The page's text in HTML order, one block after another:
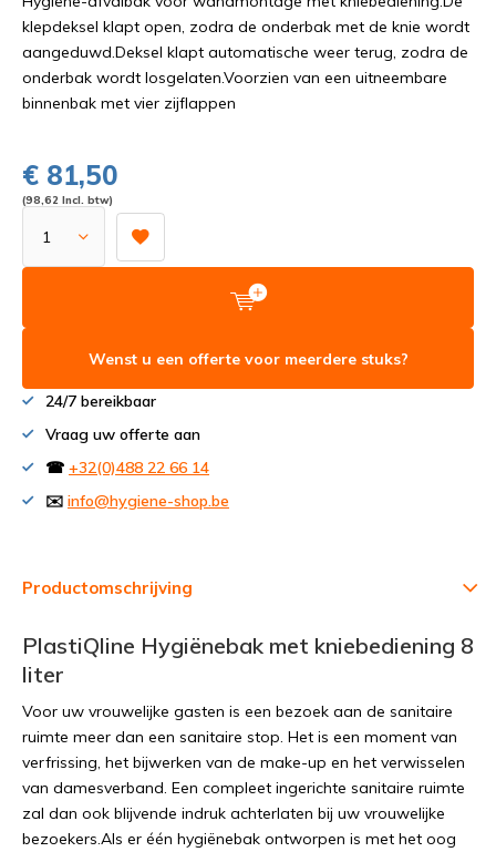
klepdeksel klapt open, zodra de onderbak met de knie wordt
aangeduwd.Deksel klapt automatische weer terug, zodra de
onderbak wordt losgelaten.Voorzien van een uitneembare
binnenbak met vier zijflappen
€ 81,50
(98,62 Incl. btw)
Wenst u een offerte voor meerdere stuks?
24/7 bereikbaar
Vraag uw offerte aan
☎ +32(0)488 22 66 14
✉️ info@hygiene-shop.be
Productomschrijving
PlastiQline Hygiënebak met kniebediening 8
liter
Voor uw vrouwelijke gasten is een bezoek aan de sanitaire
ruimte meer dan een sanitaire stop. Het is een moment van
verfrissing, het bijwerken van de make-up en het verwisselen
van damesverband. Een compleet ingerichte sanitaire ruimte
zal dan ook blijvende indruk achterlaten bij uw vrouwelijke
bezoekers.Als er één hygiënebak ontworpen is met het oog